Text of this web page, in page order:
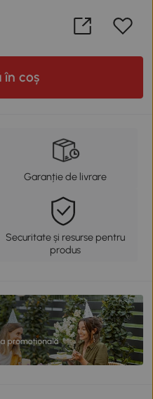
în coș
Garanție de livrare
Securitate și resurse pentru
produs